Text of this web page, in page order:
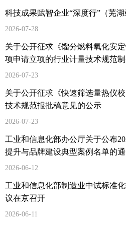
科技成果赋智企业“深度行”（芜
2026-07-28
关于公开征求《馏分燃料氧化安
项申请立项的行业计量技术规范
2026-07-23
关于公开征求《快速筛选量热仪
技术规范报批稿意见的公示
2026-07-23
工业和信息化部办公厅关于公布
提升与品牌建设典型案例名单的
2026-06-12
工业和信息化部制造业中试标准
议在京召开
2026-06-11